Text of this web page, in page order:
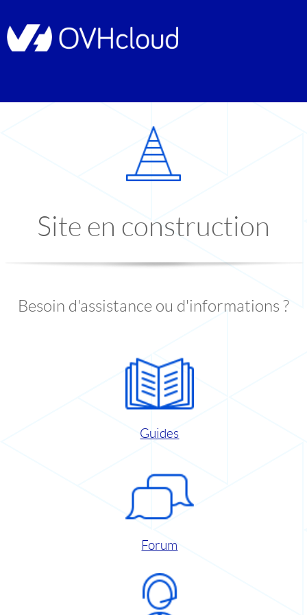
Site en construction
Besoin d'assistance ou d'informations ?
Guides
Forum